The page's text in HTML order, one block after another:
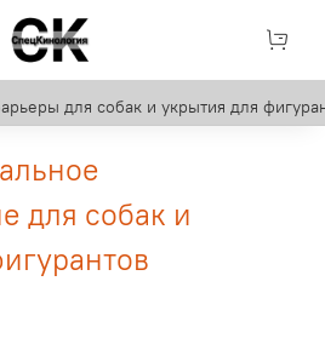
для собак и укрытия для
для собак и